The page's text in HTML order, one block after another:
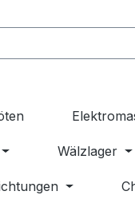
Wälzlager